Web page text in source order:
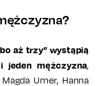
aż trzy” wystąpią
jeden mężczyzna,
Umer, Hanna